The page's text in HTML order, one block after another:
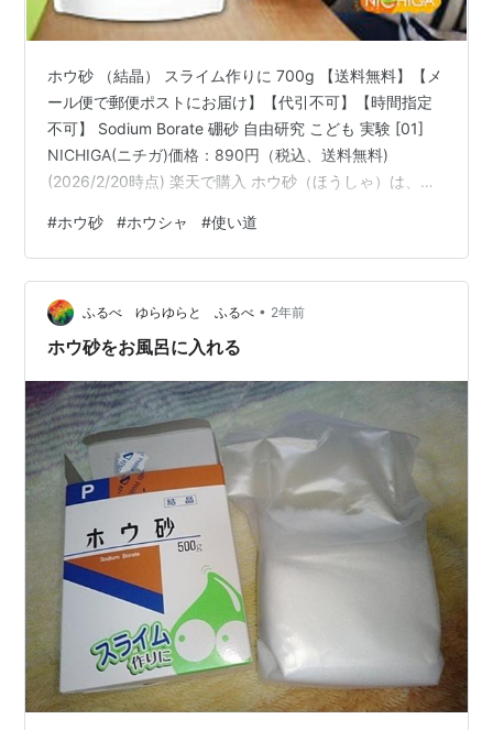
ホウ砂 （結晶） スライム作りに 700g 【送料無料】【メ
ール便で郵便ポストにお届け】【代引不可】【時間指定
不可】 Sodium Borate 硼砂 自由研究 こども 実験 [01]
NICHIGA(ニチガ)価格：890円（税込、送料無料)
(2026/2/20時点) 楽天で購入 ホウ砂（ほうしゃ）は、昔
グストアや薬局、インターネット通販などで比較的容易
に入手できることから、家庭用素材として認識している
方も多いでしょう。特に近年は、スライム作りの材料と
して広く知られるようになり、子どもの自由研究や理科
実験の教材として取り上げられる機会も増えて…
#ホウ砂 #ホウシャ #使い道
ふるべ ゆらゆらと ふるべ • 2年前
ホウ砂をお風呂に入れる